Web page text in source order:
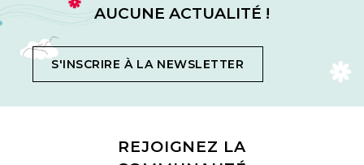
AUCUNE ACTUALITÉ !
S'INSCRIRE À LA NEWSLETTER
REJOIGNEZ LA